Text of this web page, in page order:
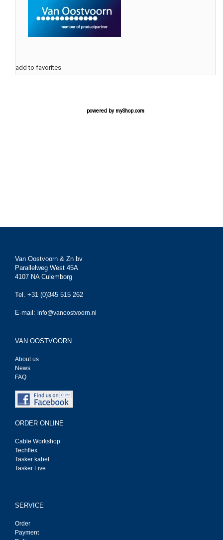
add to favorites
powered by myShop.com
Van Oostvoorn & Zn bv
Parallelweg West 45A
4107 NA Culemborg
Tel. +31 (0)345 515 262
E-mail: info@vanoostvoorn.nl
VAN OOSTVOORN
About us
News
FAQ
ORDER ONLINE
Cable Workshop
Techflex
Tasker kabel
Tasker Live
SERVICE
Order
Payment